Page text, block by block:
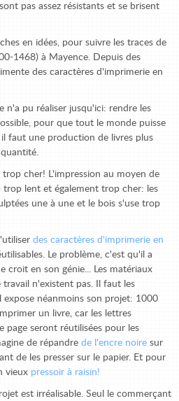
pas assez résistants et se brisent
en idées, pour suivre les traces de
1468) à Mayence. Depuis des
des caractères d'imprimerie en
n'a pu réaliser jusqu'ici: rendre les
pour que tout le monde puisse
faut une production de livres plus
trop cher! L'impression au moyen de
trop lent et également trop cher: les
une à une et le bois s'use trop
des caractères d'imprimerie en
Le problème, c'est qu'il a
croit en son génie... Les matériaux
n'existent pas. Il faut les
expose néanmoins son projet: 1000
un livre, car les lettres
page seront réutilisées pour les
de répandre de l'encre noire sur
de les presser sur le papier. Et pour
vieux pressoir à raisin!
est irréalisable. Seul le commerçant